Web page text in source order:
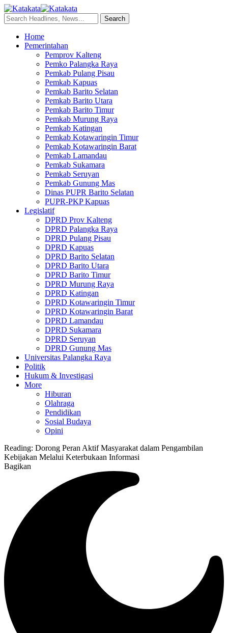
Home
Pemerintahan
Pemprov Kalteng
Pemko Palangka Raya
Pemkab Pulang Pisau
Pemkab Kapuas
Pemkab Barito Selatan
Pemkab Barito Utara
Pemkab Barito Timur
Pemkab Murung Raya
Pemkab Katingan
Pemkab Kotawaringin Timur
Pemkab Kotawaringin Barat
Pemkab Lamandau
Pemkab Sukamara
Pemkab Seruyan
Pemkab Gunung Mas
Dinas PUPR Barito Selatan
PUPR-PKP Kapuas
Legislatif
DPRD Prov Kalteng
DPRD Palangka Raya
DPRD Pulang Pisau
DPRD Kapuas
DPRD Barito Selatan
DPRD Barito Utara
DPRD Barito Timur
DPRD Murung Raya
DPRD Katingan
DPRD Kotawaringin Timur
DPRD Kotawaringin Barat
DPRD Lamandau
DPRD Sukamara
DPRD Seruyan
DPRD Gunung Mas
Universitas Palangka Raya
Politik
Hukum & Investigasi
More
Hiburan
Olahraga
Pendidikan
Sosial Budaya
Opini
Reading: Dorong Peran Aktif Masyarakat dalam Pengambilan
Kebijakan Melalui Keterbukaan Informasi
Bagikan